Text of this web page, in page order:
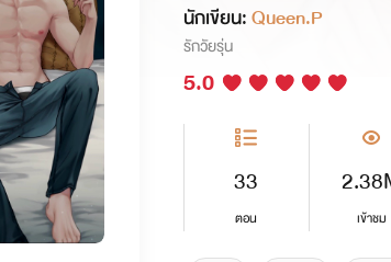
นักเขียน:Queen.P
รักวัยรุ่น
5.0
33
ตอน เข้าชม